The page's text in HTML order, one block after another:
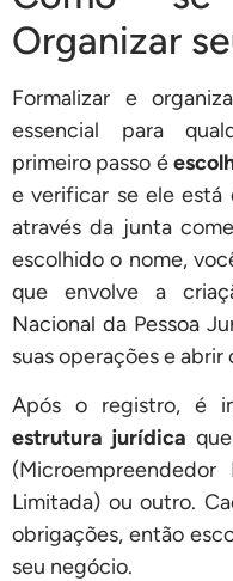
Organizar
Formalizar e
essencial para
primeiro passo é
e verificar se ele está
através da junta
escolhido o nome,
que envolve a
Nacional da Pessoa
suas operações e
Após o registro, é
estrutura jurídica
(Microempreendedor
Limitada) ou outro.
obrigações, então
seu negócio.